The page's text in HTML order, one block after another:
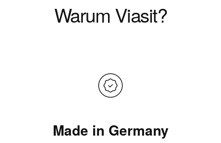
Warum Viasit?
Made in Germany